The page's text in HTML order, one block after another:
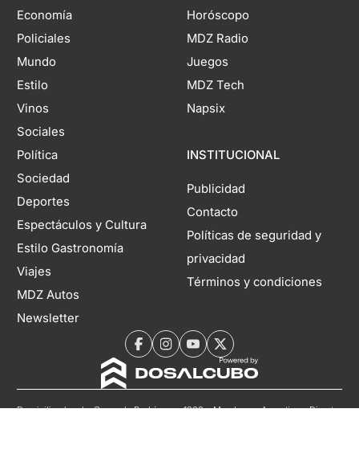
Economía
Policiales
Mundo
Estilo
Vinos
Sociales
Política
Sociedad
Deportes
Espectáculos y Cultura
Estilo Gastronomía
Viajes
MDZ Autos
Newsletter
Horóscopo
MDZ Radio
Juegos
MDZ Tech
Napsix
INSTITUCIONAL
Publicidad
Contacto
Políticas de seguridad y
privacidad
Términos y condiciones
Domicilio legal: Coronel Rodríguez 1260, Mendoza, Argentina. Director